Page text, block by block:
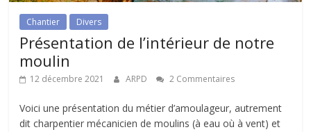
Chantier Divers
Présentation de l’intérieur de notre
moulin
12 décembre 2021 ARPD 2 Commentaires
Voici une présentation du métier d’amoulageur, autrement
dit charpentier mécanicien de moulins (à eau où à vent) et